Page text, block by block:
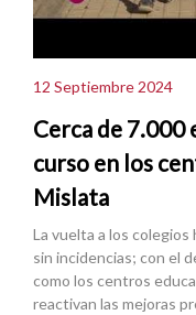
12 Septiembre 2024
Cerca de 7.000
curso en los
Mislata
La vuelta a los
sin incidencias; con el
como los centros
reactivan las mejoras